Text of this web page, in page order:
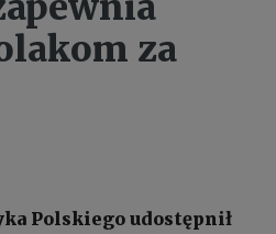
za
Polskiego udostępnił